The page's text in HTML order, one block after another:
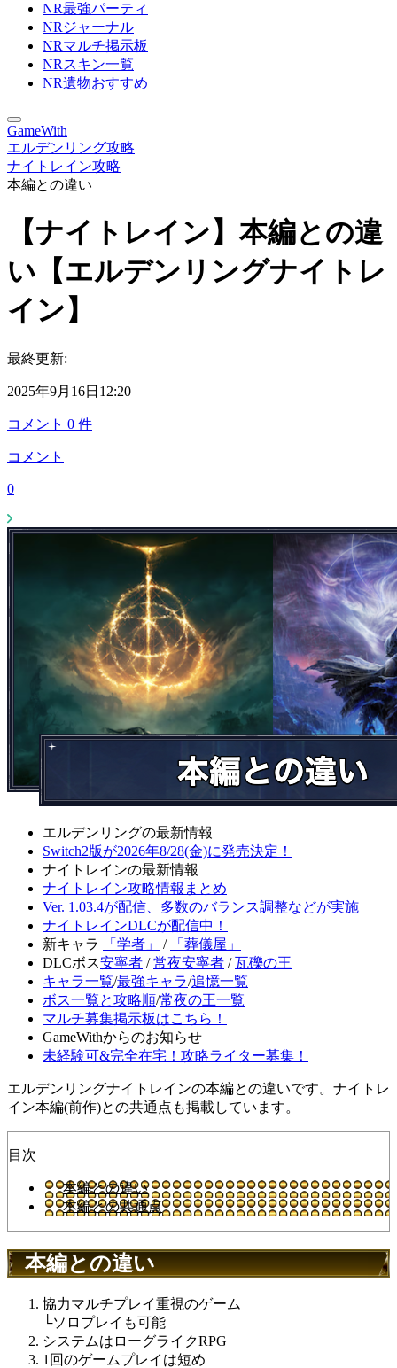
NR最強パーティ
NRジャーナル
NRマルチ掲示板
NRスキン一覧
NR遺物おすすめ
GameWith
エルデンリング攻略
ナイトレイン攻略
本編との違い
【ナイトレイン】本編との違
い【エルデンリングナイトレ
イン】
最終更新:
2025年9月16日12:20
コメント 0 件
コメント
0
エルデンリングの最新情報
Switch2版が2026年8/28(金)に発売決定！
ナイトレインの最新情報
ナイトレイン攻略情報まとめ
Ver. 1.03.4が配信、多数のバランス調整などが実施
ナイトレインDLCが配信中！
新キャラ
「学者」 /
「葬儀屋」
DLCボス安寧者 /常夜安寧者 /瓦礫の王
キャラ一覧/最強キャラ/追憶一覧
ボス一覧と攻略順/常夜の王一覧
マルチ募集掲示板はこちら！
GameWithからのお知らせ
未経験可&完全在宅！攻略ライター募集！
エルデンリングナイトレインの本編との違いです。ナイトレ
イン本編(前作)との共通点も掲載しています。
目次
本編との違い
本編との共通点
本編との違い
協力マルチプレイ重視のゲーム
└ソロプレイも可能
システムはローグライクRPG
1回のゲームプレイは短め